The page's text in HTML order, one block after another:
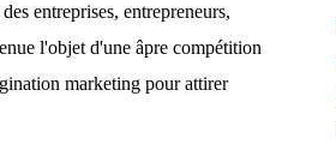
entreprises, entrepreneurs,
l'objet d'une âpre compétition
marketing pour attirer